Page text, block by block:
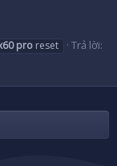
pro reset
Trả lời: